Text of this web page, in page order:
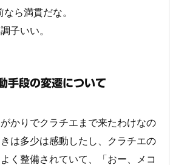
ら満貫だな。
子いい。
手段の変遷について
かりでクラチエまで来たわけなの
は多少は感動したし、クラチエの
く整備されていて、「おー、メコ